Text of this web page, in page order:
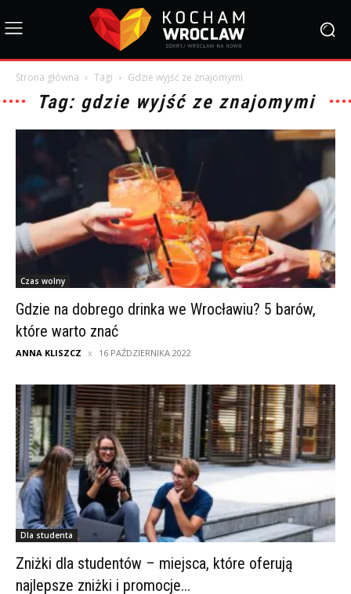
Strona główna Tagi Gdzie wyjść ze znajomymi
Tag: gdzie wyjść ze znajomymi
Czas wolny
Gdzie na dobrego drinka we Wrocławiu? 5 barów,
które warto znać
ANNA KLISZCZ 16 PAŹDZIERNIKA 2022
Dla studenta
Zniżki dla studentów – miejsca, które oferują
najlepsze zniżki i promocje...